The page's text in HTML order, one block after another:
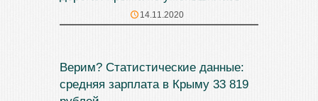
14.11.2020
Верим? Статистические данные:
средняя зарплата в Крыму 33 819